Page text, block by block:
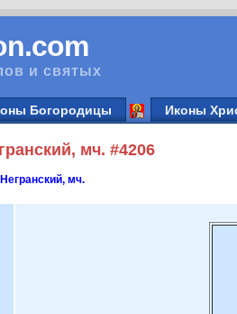
и святых
Богородицы Иконы
мч. #4206
мч.